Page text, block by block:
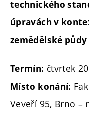
technického
úpravách v
zemědělské
Termín: čtvrtek
Místo konání:
Veveří 95, Brno –